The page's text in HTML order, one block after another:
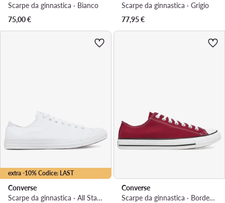
Scarpe da ginnastica · Bianco
75,00€
Scarpe da ginnastica · Grigio
77,95€
extra -10% Codice: LAST
Converse
Scarpe da ginnastica · All Star · Bianco
Converse
Scarpe da ginnastica · Bordeaux